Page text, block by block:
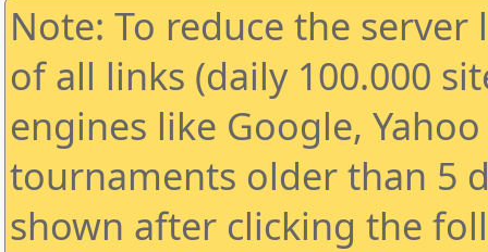
Note: To reduce the
of all links (daily 100.000
engines like Google,
tournaments older than 5
shown after clicking the